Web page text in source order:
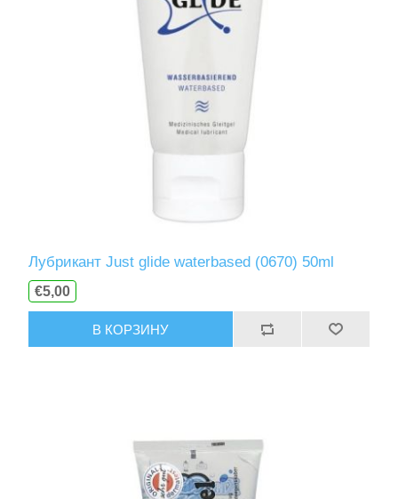
Лубрикант Just glide waterbased (0670) 50ml
€5,00
В КОРЗИНУ